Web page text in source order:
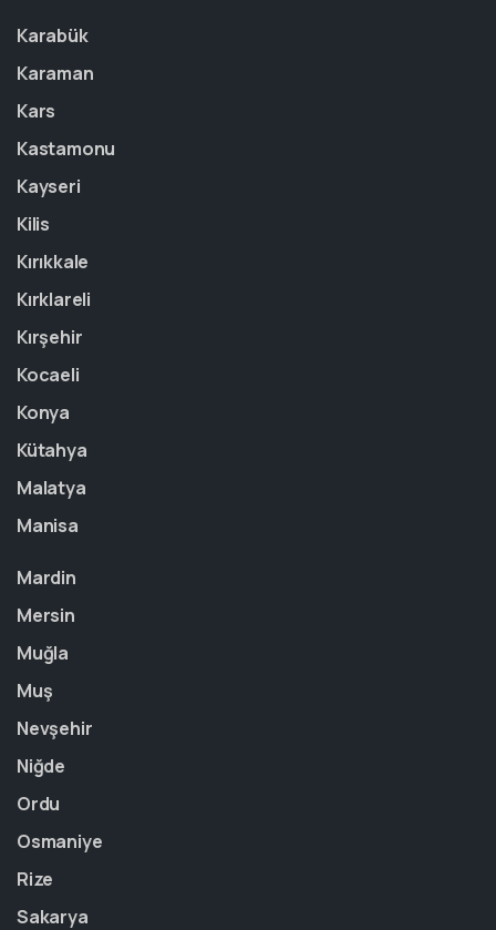
Karabük
Karaman
Kars
Kastamonu
Kayseri
Kilis
Kırıkkale
Kırklareli
Kırşehir
Kocaeli
Konya
Kütahya
Malatya
Manisa
Mardin
Mersin
Muğla
Muş
Nevşehir
Niğde
Ordu
Osmaniye
Rize
Sakarya